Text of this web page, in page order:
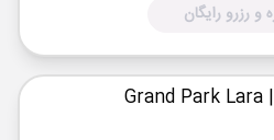
و رزرو رایگان
| Grand Park Lara